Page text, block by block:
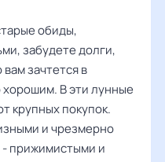
обиды,
забудете долги,
зачтется в
В эти лунные
крупных покупок.
и чрезмерно
прижимистыми и